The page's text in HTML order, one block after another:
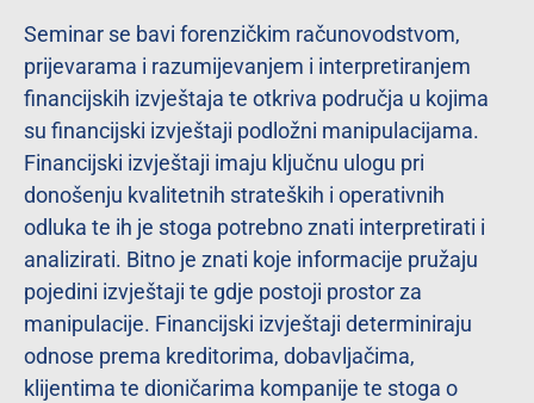
Seminar se bavi forenzičkim računovodstvom,
prijevarama i razumijevanjem i interpretiranjem
financijskih izvještaja te otkriva područja u kojima
su financijski izvještaji podložni manipulacijama.
Financijski izvještaji imaju ključnu ulogu pri
donošenju kvalitetnih strateških i operativnih
odluka te ih je stoga potrebno znati interpretirati i
analizirati. Bitno je znati koje informacije pružaju
pojedini izvještaji te gdje postoji prostor za
manipulacije. Financijski izvještaji determiniraju
odnose prema kreditorima, dobavljačima,
klijentima te dioničarima kompanije te stoga o